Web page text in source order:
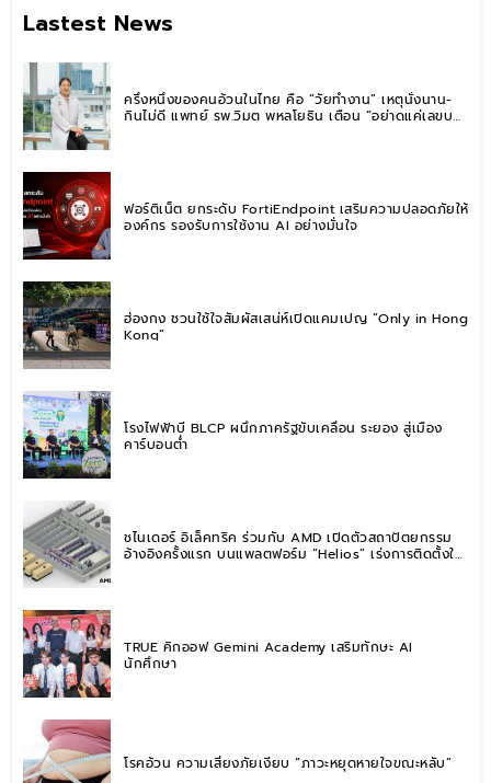
Lastest News
ครึ่งหนึ่งของคนอ้วนในไทย คือ “วัยทำงาน” เหตุนั่งนาน-
กินไม่ดี แพทย์ รพ.วิมุต พหลโยธิน เตือน “อย่าดูแค่เลขบน
ฟอร์ติเน็ต ยกระดับ FortiEndpoint เสริมความปลอดภัยให้
องค์กร รองรับการใช้งาน AI อย่างมั่นใจ
ฮ่องกง ชวนใช้ใจสัมผัสเสน่ห์เปิดแคมเปญ “Only in Hong
Kong”
โรงไฟฟ้าบี BLCP ผนึกภาครัฐขับเคลื่อน ระยอง สู่เมือง
คาร์บอนต่ำ
ชไนเดอร์ อิเล็คทริค ร่วมกับ AMD เปิดตัวสถาปัตยกรรม
อ้างอิงครั้งแรก บนแพลตฟอร์ม “Helios” เร่งการติดตั้งใช้
TRUE คิกออฟ Gemini Academy เสริมทักษะ AI
นักศึกษา
โรคอ้วน ความเสี่ยงภัยเงียบ “ภาวะหยุดหายใจขณะหลับ”